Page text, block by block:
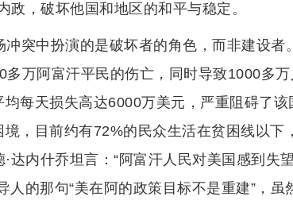
政，破坏他国和地区的和平与稳定。
突中扮演的是破坏者的角色，而非建设者
万阿富汗平民的伤亡，同时导致1000多
每天损失高达6000万美元，严重阻碍了
，目前约有72%的民众生活在贫困线以下
达内什乔坦言：“阿富汗人民对美国感到失
人的那句“美在阿的政策目标不是重建”，虽